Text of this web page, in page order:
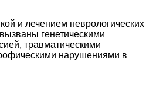
и лечением неврологических
генетическими
травматическими
нарушениями в